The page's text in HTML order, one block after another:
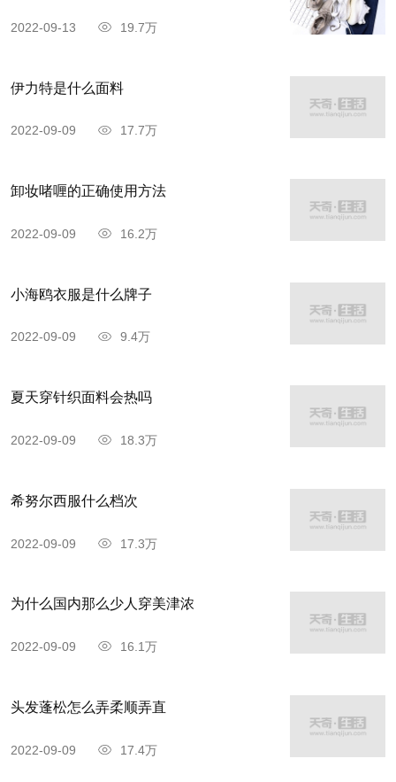
2022-09-13 19.7万
伊力特是什么面料
2022-09-09 17.7万
卸妆啫喱的正确使用方法
2022-09-09 16.2万
小海鸥衣服是什么牌子
2022-09-09 9.4万
夏天穿针织面料会热吗
2022-09-09 18.3万
希努尔西服什么档次
2022-09-09 17.3万
为什么国内那么少人穿美津浓
2022-09-09 16.1万
头发蓬松怎么弄柔顺弄直
2022-09-09 17.4万